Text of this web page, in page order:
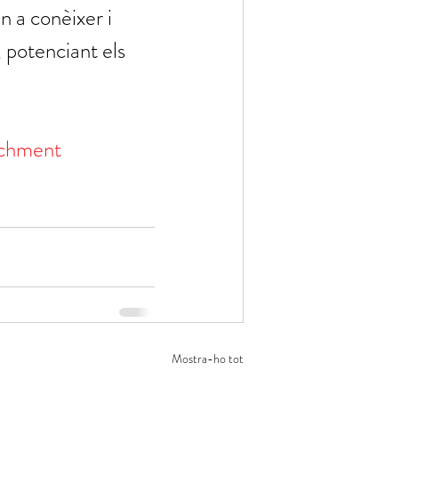
a conèixer i
potenciant els
Mostra-ho tot